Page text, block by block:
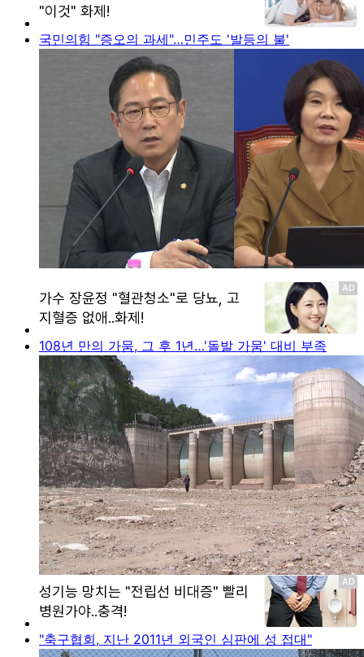
국민의힘 "증오의 과세"…민주도 '발등의 불'
108년 만의 가뭄, 그 후 1년…'돌발 가뭄' 대비 부족
"축구협회, 지난 2011년 외국인 심판에 성 접대"